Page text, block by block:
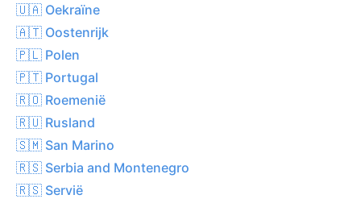
🇺🇦 Oekraïne
🇦🇹 Oostenrijk
🇵🇱 Polen
🇵🇹 Portugal
🇷🇴 Roemenië
🇷🇺 Rusland
🇸🇲 San Marino
🇷🇸 Serbia and Montenegro
🇷🇸 Servië